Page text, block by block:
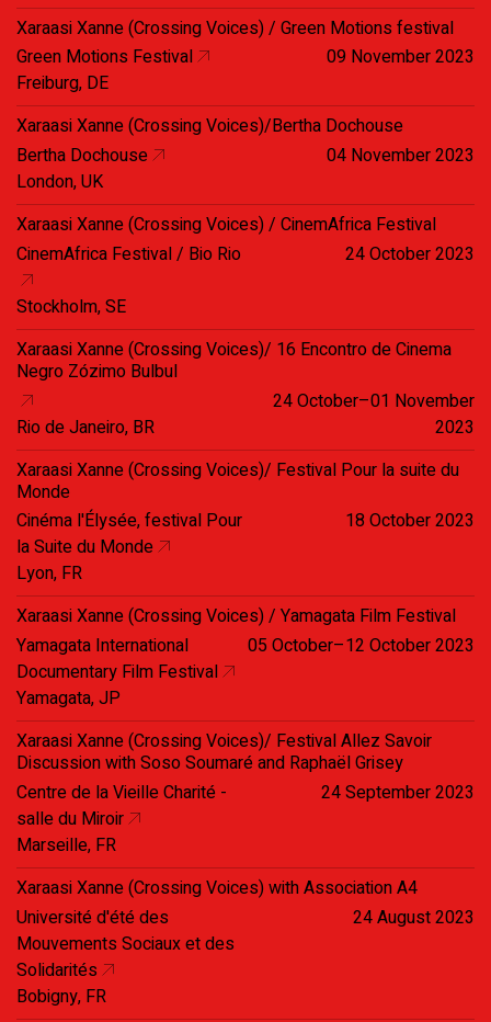
Xaraasi Xanne (Crossing Voices) / Green Motions festival
Green Motions Festival
Freiburg, DE
09 November 2023
Xaraasi Xanne (Crossing Voices)/Bertha Dochouse
Bertha Dochouse
London, UK
04 November 2023
Xaraasi Xanne (Crossing Voices) / CinemAfrica Festival
CinemAfrica Festival / Bio Rio
Stockholm, SE
24 October 2023
Xaraasi Xanne (Crossing Voices)/ 16 Encontro de Cinema
Negro Zózimo Bulbul
Rio de Janeiro, BR
24 October–01 November
2023
Xaraasi Xanne (Crossing Voices)/ Festival Pour la suite du
Monde
Cinéma l'Élysée, festival Pour
la Suite du Monde
Lyon, FR
18 October 2023
Xaraasi Xanne (Crossing Voices) / Yamagata Film Festival
Yamagata International
Documentary Film Festival
Yamagata, JP
05 October–12 October 2023
Xaraasi Xanne (Crossing Voices)/ Festival Allez Savoir
Discussion with Soso Soumaré and Raphaël Grisey
Centre de la Vieille Charité -
salle du Miroir
Marseille, FR
24 September 2023
Xaraasi Xanne (Crossing Voices) with Association A4
Université d'été des
Mouvements Sociaux et des
Solidarités
Bobigny, FR
24 August 2023